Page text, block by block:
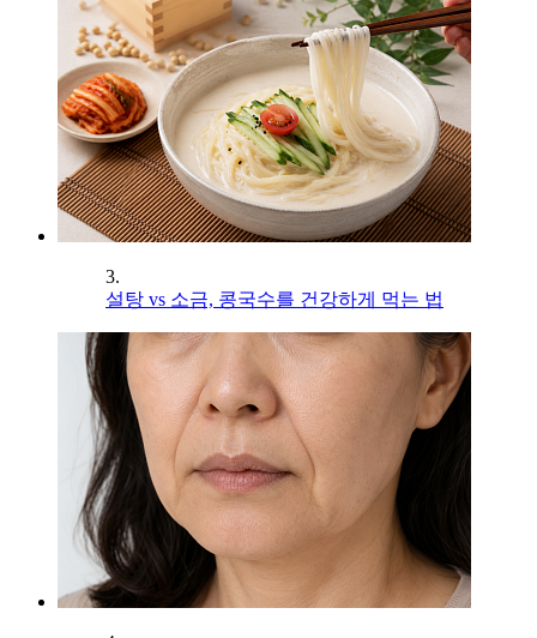
3.
설탕 vs 소금, 콩국수를 건강하게 먹는 법